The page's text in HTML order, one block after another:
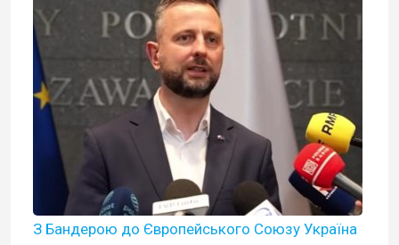
З Бандерою до Європейського Союзу Україна